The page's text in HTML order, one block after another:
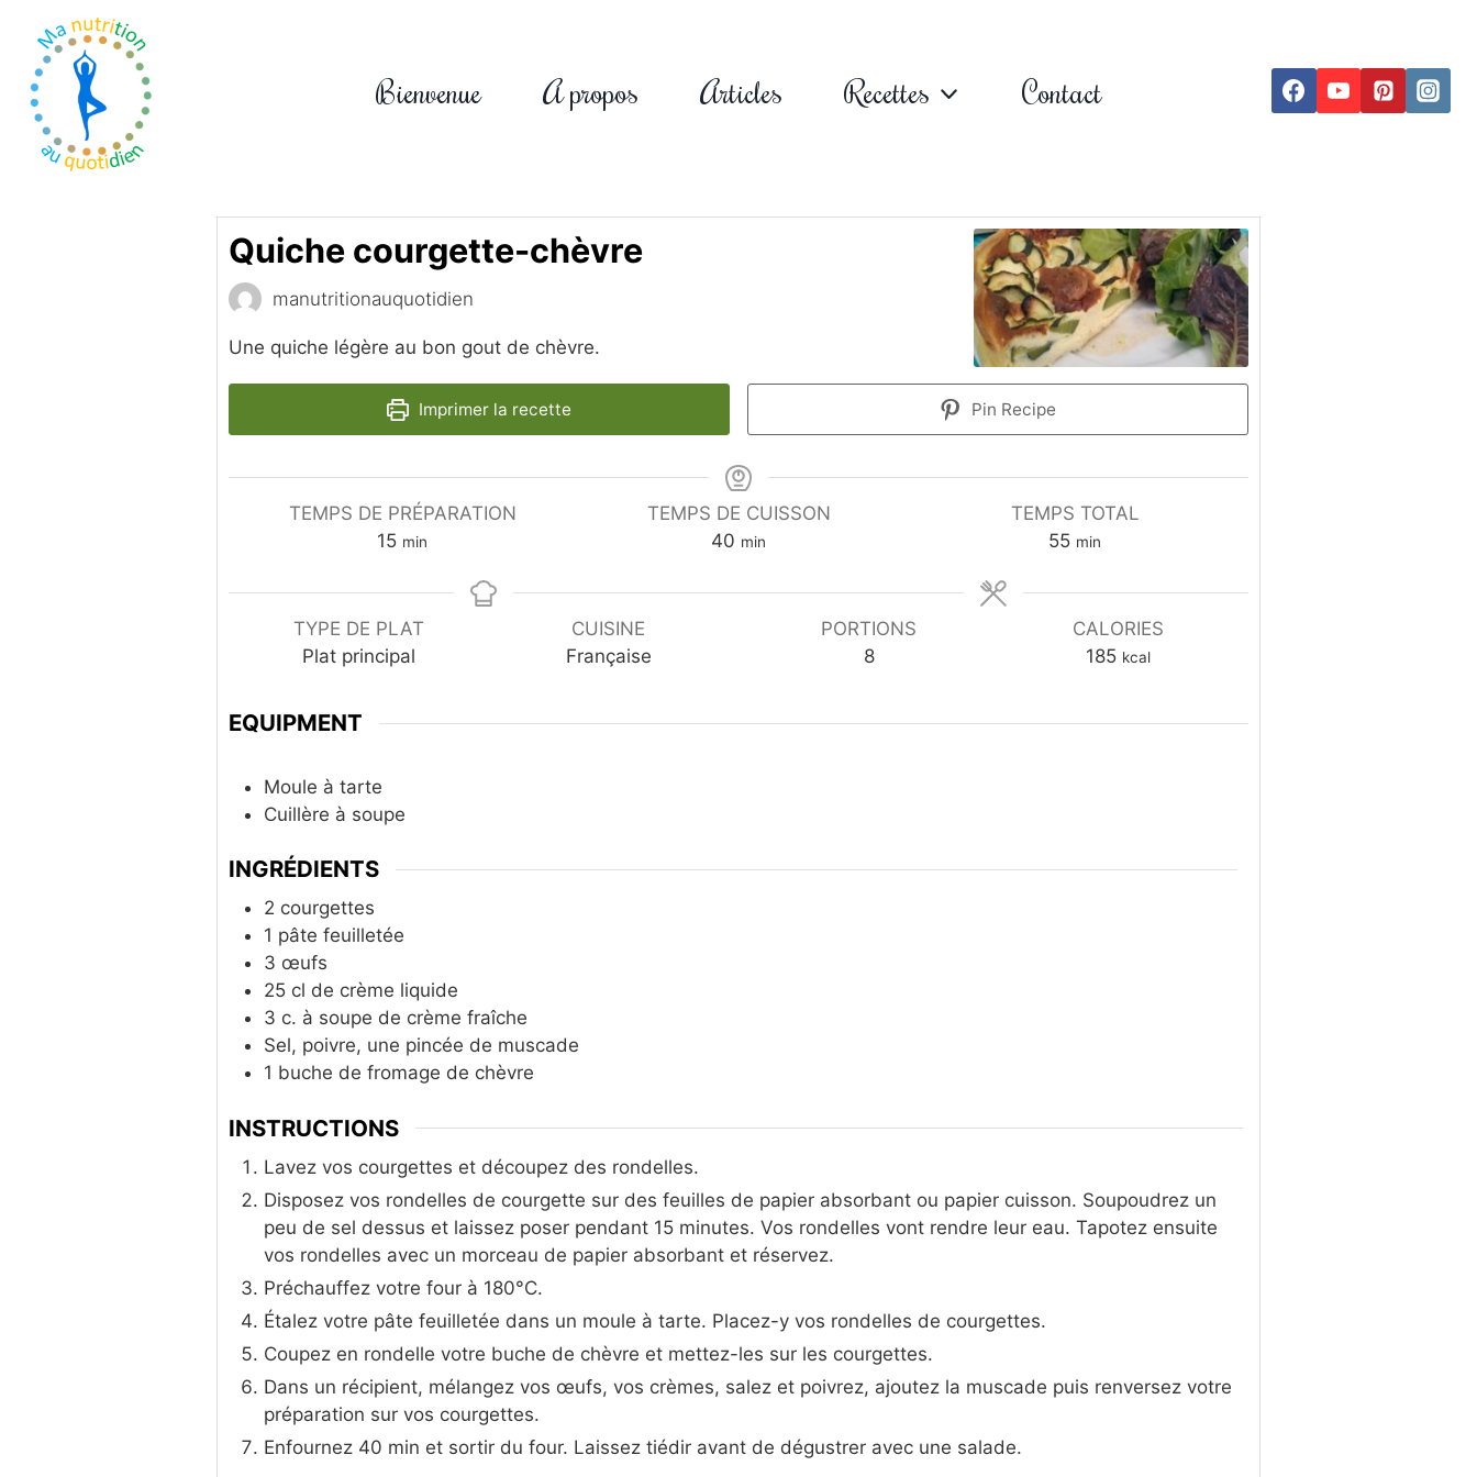
contenu
Bienvenue A propos Articles Recettes Contact
Quiche courgette-chèvre
manutritionauquotidien
Une quiche légère au bon gout de chèvre.
Imprimer la recette Pin Recipe
TEMPS DE PRÉPARATION
15m
n
u
t
min
TEMPS DE CUISSON
40 m
n
min
TEMPS TOTAL
55m
n
u
min
TYPE DE PLAT
Plat principal
CUISINE
Française
PORTIONS
8
CALORIES
185 kcal
EQUIPMENT
Moule à tarte
Cuillère à soupe
INGRÉDIENTS
2 courgettes
1 pâte feuilletée
3 œufs
25 cl de crème liquide
3 c. à soupe de crème fraîche
Sel, poivre, une pincée de muscade
1 buche de fromage de chèvre
INSTRUCTIONS
Lavez vos courgettes et découpez des rondelles.
Disposez vos rondelles de courgette sur des feuilles de papier absorbant ou papier cuisson. Soupoudrez un
peu de sel dessus et laissez poser pendant 15 minutes. Vos rondelles vont rendre leur eau. Tapotez ensuite
vos rondelles avec un morceau de papier absorbant et réservez.
Préchauffez votre four à 180°C.
Étalez votre pâte feuilletée dans un moule à tarte. Placez-y vos rondelles de courgettes.
Coupez en rondelle votre buche de chèvre et mettez-les sur les courgettes.
Dans un récipient, mélangez vos œufs, vos crèmes, salez et poivrez, ajoutez la muscade puis renversez votre
préparation sur vos courgettes.
Enfournez 40 min et sortir du four. Laissez tiédir avant de dégustrer avec une salade.